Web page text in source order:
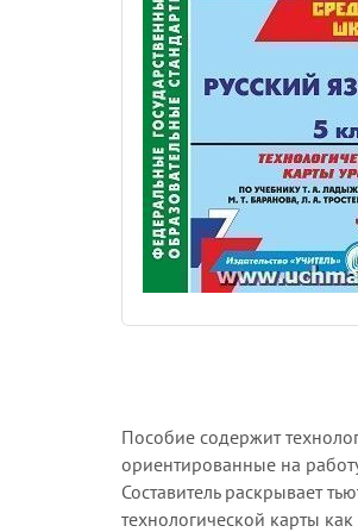
Пособие содержит
ориентированные на
Составитель раскрывает
технологической карты